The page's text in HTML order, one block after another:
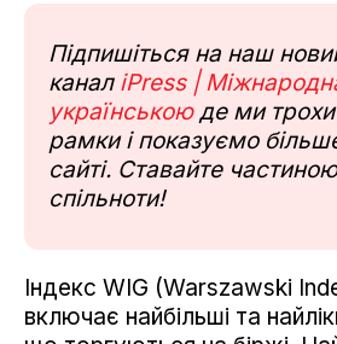
Підпишіться на наш
канал iPress |
українськоюде ми
рамки і показуємо
сайті. Ставайте
спільноти!
Індекс WIG (Warszawski
включає найбільші та